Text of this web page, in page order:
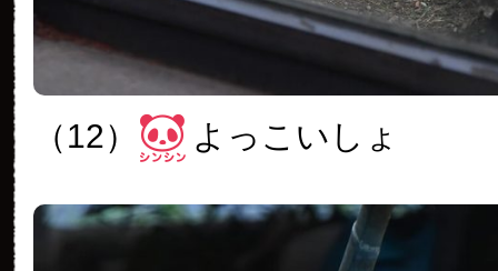
（12） よっこいしょ